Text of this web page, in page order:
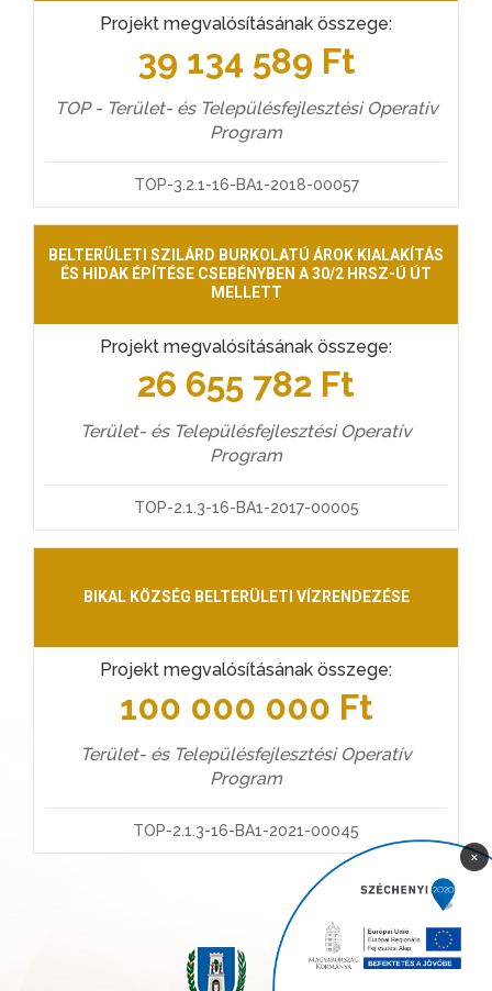
Projekt megvalósításának összege:
39 134 589 Ft
TOP - Terület- és Településfejlesztési Operatív
Program
TOP-3.2.1-16-BA1-2018-00057
BELTERÜLETI SZILÁRD BURKOLATÚ ÁROK KIALAKÍTÁS
ÉS HIDAK ÉPÍTÉSE CSEBÉNYBEN A 30/2 HRSZ-Ú ÚT
MELLETT
Projekt megvalósításának összege:
26 655 782 Ft
Terület- és Településfejlesztési Operatív
Program
TOP-2.1.3-16-BA1-2017-00005
BIKAL KÖZSÉG BELTERÜLETI VÍZRENDEZÉSE
Projekt megvalósításának összege:
100 000 000 Ft
Terület- és Településfejlesztési Operatív
Program
TOP-2.1.3-16-BA1-2021-00045
×